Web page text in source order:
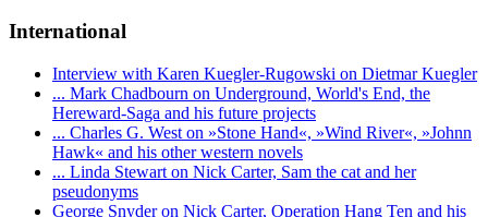
International
Interview with Karen Kuegler-Rugowski on Dietmar Kuegler
... Mark Chadbourn on Underground, World's End, the
Hereward-Saga and his future projects
... Charles G. West on »Stone Hand«, »Wind River«, »Johnn
Hawk« and his other western novels
... Linda Stewart on Nick Carter, Sam the cat and her
pseudonyms
George Snyder on Nick Carter, Operation Hang Ten and his